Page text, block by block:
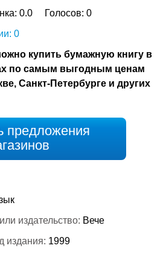
0.0 Голосов:0
0
купить бумажную книгу в
по самым выгодным ценам
Санкт-Петербурге и других
предложения
издательство: Вече
издания: 1999